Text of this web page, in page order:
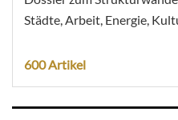
Städte, Arbeit, Energie,
600 Artikel